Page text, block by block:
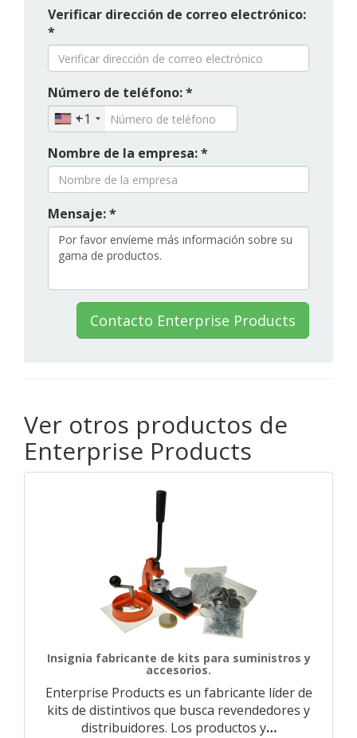
Verificar dirección de correo electrónico:
*
Número de teléfono: *
+1
Nombre de la empresa: *
Mensaje: *
Contacto Enterprise Products
Ver otros productos de
Enterprise Products
Insignia fabricante de kits para suministros y
accesorios.
Enterprise Products es un fabricante líder de
kits de distintivos que busca revendedores y
distribuidores. Los productos y…